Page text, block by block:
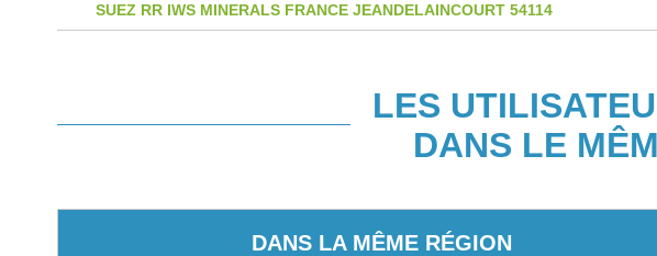
SUEZ RR IWS MINERALS FRANCE JEANDELAINCOURT 54114
LES
DANS LE
DANS LA MÊME RÉGION